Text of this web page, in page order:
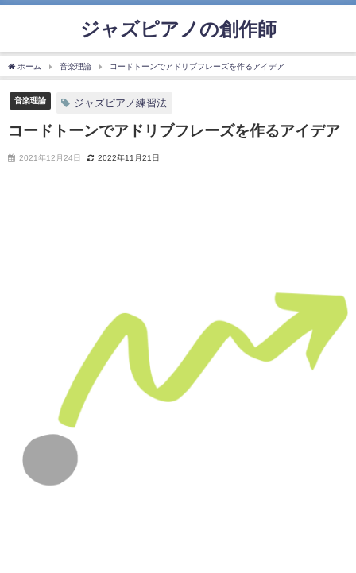
ジャズピアノの創作師
ホーム 音楽理論 コードトーンでアドリブフレーズを作るアイデア
音楽理論 ジャズピアノ練習法
コードトーンでアドリブフレーズを作るアイデア
2021年12月24日 2022年11月21日